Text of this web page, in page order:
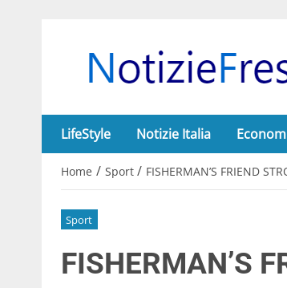
LifeStyle Notizie Italia
Home / Sport / FISHERMAN’S FRIEND
Sport
FISHERMAN’S